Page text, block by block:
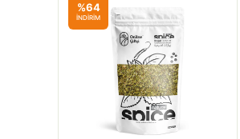
%64
İNDİRİM